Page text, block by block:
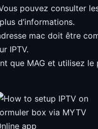
pouvez consulter
d’informations.
mac doit être
IPTV.
que MAG et utilisez le